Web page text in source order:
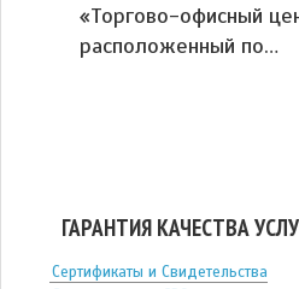
«Торгово-офисный
расположенный по…
ГАРАНТИЯ КАЧЕСТВА
Сертификаты и Свидетельства